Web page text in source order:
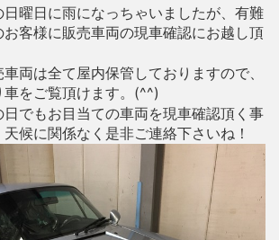
曜日に雨になっちゃいましたが、有難
客様に販売車両の現車確認にお越し頂
両は全て屋内保管しておりますので、
をご覧頂けます。(^^)
でもお目当ての車両を現車確認頂く事
候に関係なく是非ご連絡下さいね！